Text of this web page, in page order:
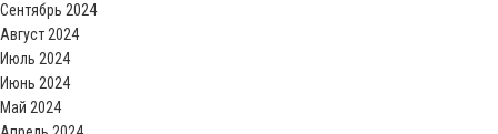
Сентябрь 2024
Август 2024
Июль 2024
Июнь 2024
Май 2024